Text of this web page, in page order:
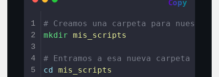
Copy
1
2
3
4
5
# Creamos una carpeta para nuestros
mkdir mis_scripts
# Entramos a esa nueva carpeta
cd
mis_scripts